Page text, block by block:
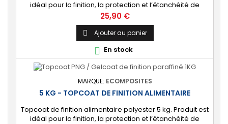
idéal pour la finition, la protection et l’étanchéité de
surfaces alimentaires. 🔝 [Contact alimentaire]
Protection aux propriétés alimentaires homologuées,
robuste contre les produits chimiques, les Uvs, et
l'humidité. ⚙️ [Facile à utiliser] Application simple avec un
rouleau enducteur, un...
Prix
25,90 €
 Ajouter au panier
 En stock
MARQUE: ECOMPOSITES
5 KG - TOPCOAT DE FINITION ALIMENTAIRE
Topcoat de finition alimentaire polyester 5 kg. Produit est
idéal pour la finition, la protection et l’étanchéité de